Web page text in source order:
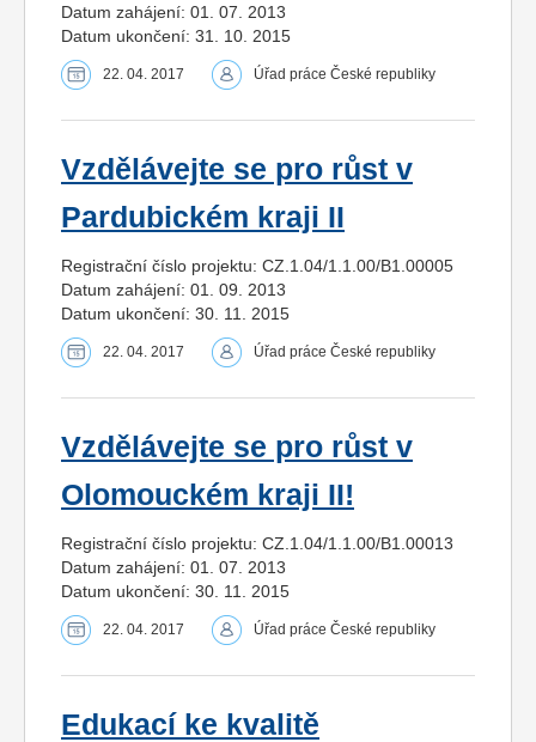
Datum zahájení: 01. 07. 2013
Datum ukončení: 31. 10. 2015
22. 04. 2017 Úřad práce České republiky
Vzdělávejte se pro růst v
Pardubickém kraji II
Registrační číslo projektu: CZ.1.04/1.1.00/B1.00005
Datum zahájení: 01. 09. 2013
Datum ukončení: 30. 11. 2015
22. 04. 2017 Úřad práce České republiky
Vzdělávejte se pro růst v
Olomouckém kraji II!
Registrační číslo projektu: CZ.1.04/1.1.00/B1.00013
Datum zahájení: 01. 07. 2013
Datum ukončení: 30. 11. 2015
22. 04. 2017 Úřad práce České republiky
Edukací ke kvalitě